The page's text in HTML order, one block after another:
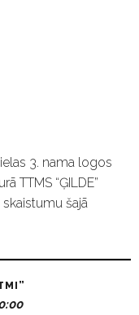
3. nama logos
TTMS “ĢILDE”
šajā